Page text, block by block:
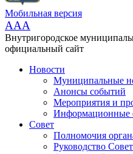
Мобильная версия
AAA
Внутригородское
официальный сайт
Новости
Муниципальные
Анонсы событий
Мероприятия и
Информационные
Совет
Полномочия
Руководство